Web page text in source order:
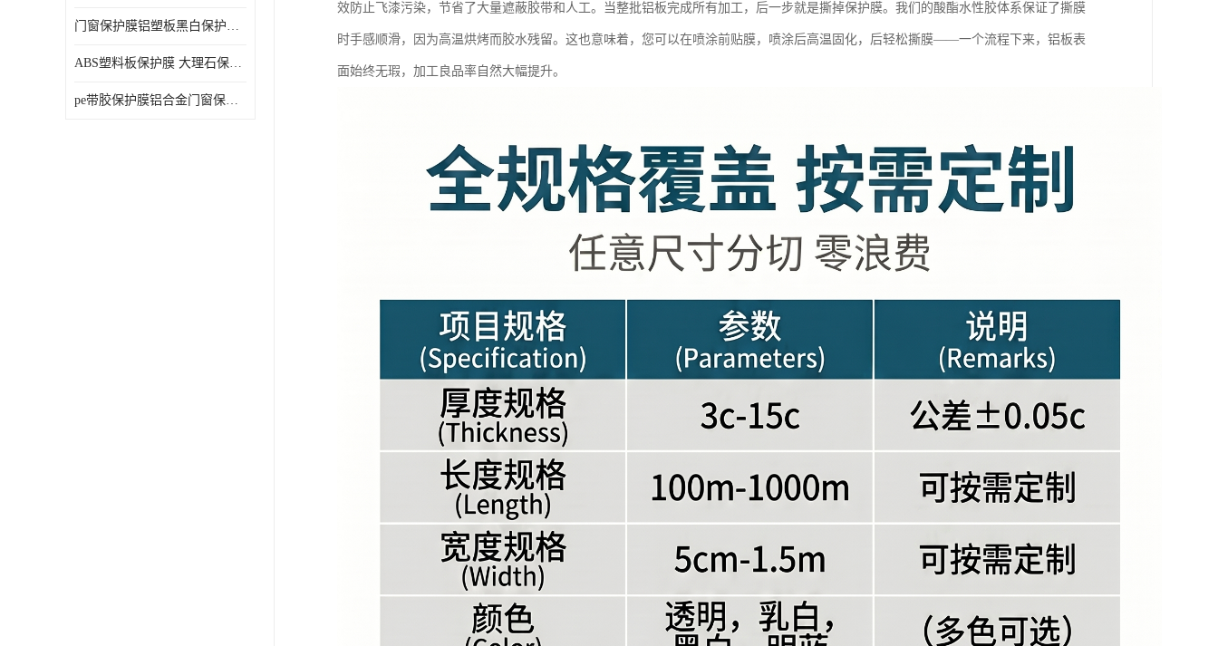
门窗保护膜铝塑板黑白保护膜外墙保温板保护膜
ABS塑料板保护膜 大理石保护膜 缠鱼竿保护膜
pe带胶保护膜铝合金门窗保护不锈钢板保护膜大理石建筑材料保护
效防止飞漆污染，节省了大量遮蔽胶带和人工。当整批铝板完成所有加工，后一步就是撕掉保护膜。我们的酸酯水性胶体系保证了撕膜
时手感顺滑，因为高温烘烤而胶水残留。这也意味着，您可以在喷涂前贴膜，喷涂后高温固化，后轻松撕膜——一个流程下来，铝板表
面始终无瑕，加工良品率自然大幅提升。